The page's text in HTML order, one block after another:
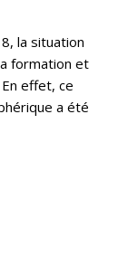
la situation
formation et
effet, ce
a été